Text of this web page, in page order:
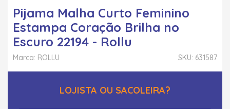
Pijama Malha Curto Feminino
Estampa Coração Brilha no
Escuro 22194 - Rollu
SKU: 631587
Marca: ROLLU
LOJISTA OU SACOLEIRA?